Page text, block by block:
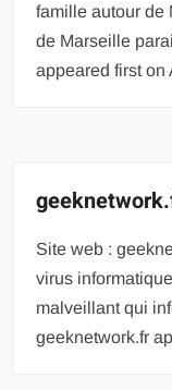
famille autour de
de Marseille
appeared first on
Site web :
virus
malveillant qui
geeknetwork.fr